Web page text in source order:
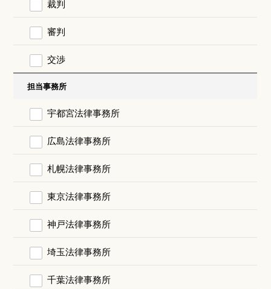
裁判
審判
交渉
担当事務所
宇都宮法律事務所
広島法律事務所
札幌法律事務所
東京法律事務所
神戸法律事務所
埼玉法律事務所
千葉法律事務所